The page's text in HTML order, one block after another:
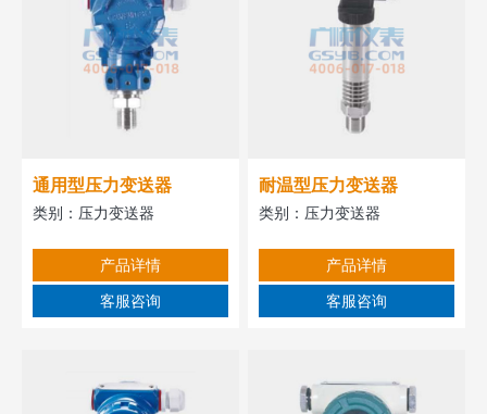
通用型压力变送器
类别： 压力变送器
产品详情
客服咨询
耐温型压力变送器
类别： 压力变送器
产品详情
客服咨询